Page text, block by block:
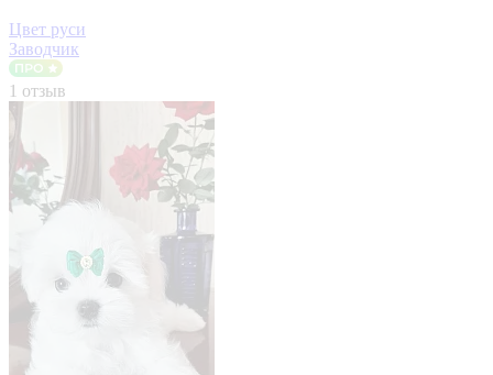
Цвет руси
Заводчик
1 отзыв